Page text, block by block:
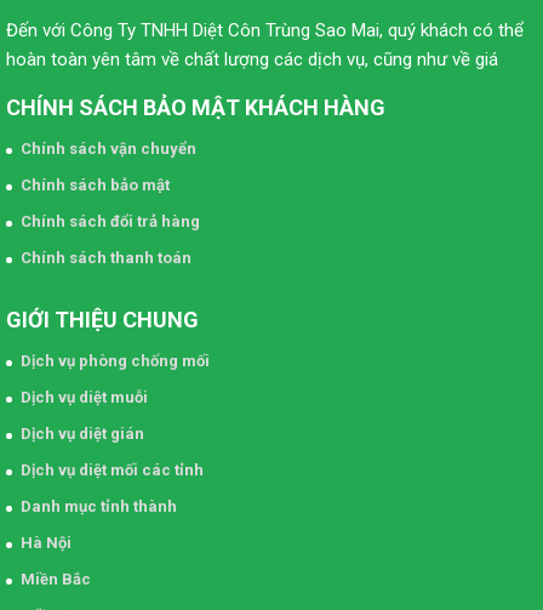
Đến với Công Ty TNHH Diệt Côn Trùng Sao Mai, quý khách có thể
hoàn toàn yên tâm về chất lượng các dịch vụ, cũng như về giá
CHÍNH SÁCH BẢO MẬT KHÁCH HÀNG
Chính sách vận chuyển
Chính sách bảo mật
Chính sách đổi trả hàng
Chính sách thanh toán
GIỚI THIỆU CHUNG
Dịch vụ phòng chống mối
Dịch vụ diệt muỗi
Dịch vụ diệt gián
Dịch vụ diệt mối các tỉnh
Danh mục tỉnh thành
Hà Nội
Miền Bắc